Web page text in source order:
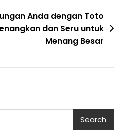
Anda dengan Toto
dan Seru untuk
Menang Besar
Search